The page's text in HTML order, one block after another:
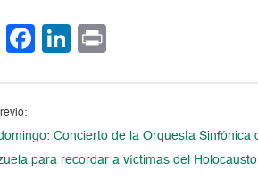
X Facebook
LinkedIn
Concierto de la Orquesta Sinfónica
para recordar a víctimas del Holocausto